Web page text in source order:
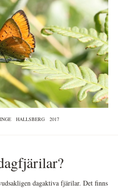
HALLSBERG 2017
dagaktiva fjärilar. Det finns